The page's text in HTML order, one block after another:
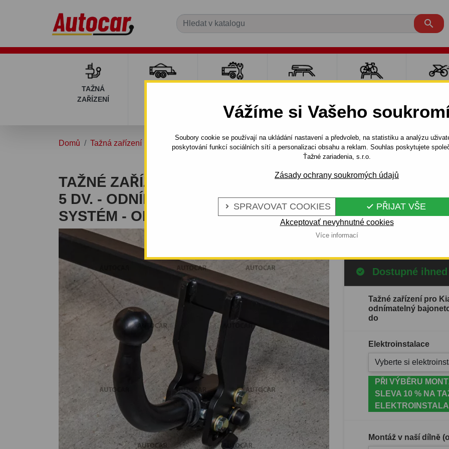
Vážíme si Vašeho
Soubory cookie se používají na ukládání nastavení a předvoleb, na statistiku a analýzu
poskytování funkcí sociálních sítí a personalizaci obsahu a reklam. Souhlas poskytujete
Ťažné zariadenia, s.r.o.
Zásady ochrany soukromých údajů
 SPRAVOVAT COOKIES  PŘIJAT VŠE
Akceptovať nevyhnutné cookies
Více informací

TAŽNÁ
ZAŘÍZENÍ
VOZÍKY
Domů Tažná zařízení SORENTO SUV 2006 - 2009 Tažné zařízení pro Kia SORENTO - 5
TAŽNÉ ZAŘÍZENÍ PRO KIA SORENTO -
5 DV. - ODNÍMATELNÝ BAJONETOVÝ
SYSTÉM - OD 2006 DO
Kód: T 51 Au
Tažné zařízení s
typ: SORENTO, typ
Celý popis produktu
Dostupné ihned
Tažné zařízení pro
odnímatelný
do
Elektroinstalace
Vyberte si
PŘI VÝBĚRU
SLEVA 10 % NA
Montáž v naší dílně